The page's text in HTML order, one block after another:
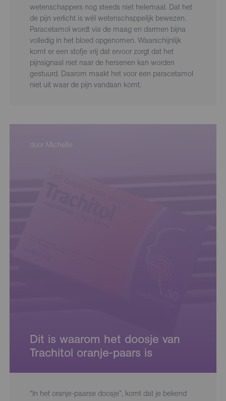
wetenschappers nog steeds niet helemaal. Dat het
de pijn verlicht is wél wetenschappelijk bewezen.
Paracetamol wordt via de maag en darmen bijna
volledig in het bloed opgenomen. Waarschijnlijk
komt er een stofje vrij dat ervoor zorgt dat het
pijnsignaal niet naar de hersenen kan worden
gestuurd. Daarom maakt het voor een paracetamol
niet uit waar de pijn vandaan komt.
door Michelle
Dit is waarom het doosje van
Trachitol oranje-paars is
“In het oranje-paarse doosje”, komt dat je bekend